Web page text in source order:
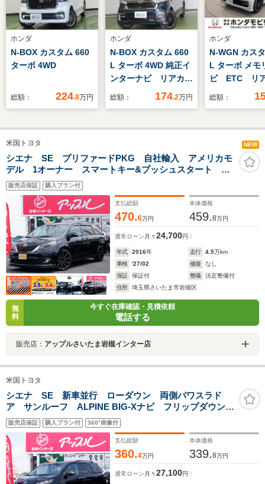
ホンダ
N-BOX カスタム 660
ターボ 4WD
総額： 224.8万円
ホンダ
N-BOX カスタム 660
L ターボ 4WD 純正イ
ンターナビ リアカメ
ラ 両側電動スライド
ETC フルセグTV
総額： 174.2万円
ホンダ
N-WGN カス
L ターボ メモ
ビ ETC リ
総額：
米国トヨタ NEW
シエナ SE プリファードPKG 自社輸入 アメリカモ
デル 1オーナー スマートキー&プッシュスタート
BSM サンルーフ
販売店保証 購入プラン付
支払総額
470.6万円
本体価格
459.8万円
通常ローン 月々24,700円
年式 2016年 走行 4.5万km
車検
'27/02 修復
なし
保証
保証付 整備
法定整備付
住所
埼玉県さいたま市岩槻区
無
料
今すぐ在庫確認・見積依頼
電話する
販売店： アップルさいたま岩槻インター店
米国トヨタ
シエナ SE 新車並行 ローダウン 両側パワスラド
ア サンルーフ ALPINE BIG-Xナビ フリップダウンモ
ニター
販売店保証 購入プラン付 360°画像付
支払総額
360.4万円
本体価格
339.8万円
通常ローン 月々27,100円